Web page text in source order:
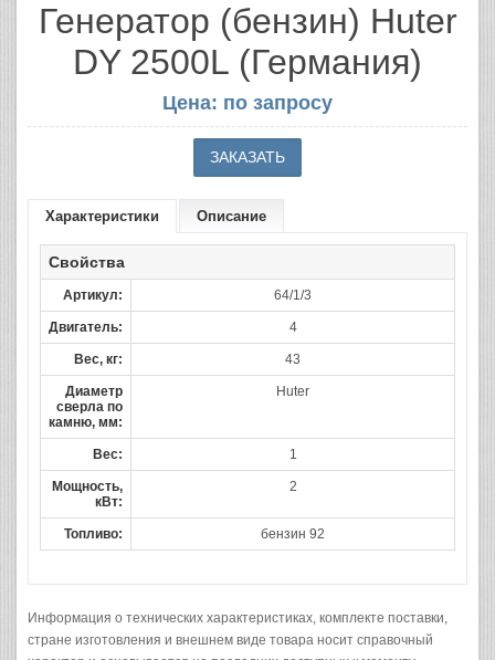
Генератор (бензин) Huter
DY 2500L (Германия)
Цена: по запросу
Характеристики Описание
Свойства
Артикул: 64/1/3
Двигатель: 4
Вес, кг: 43
Диаметр
сверла по
камню, мм:
Huter
Вес: 1
Мощность,
кВт:
2
Топливо: бензин 92
Информация о технических характеристиках, комплекте поставки,
стране изготовления и внешнем виде товара носит справочный